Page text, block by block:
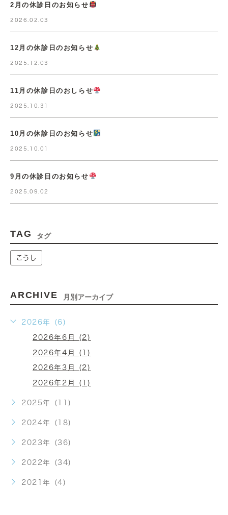
2月の休診日のお知らせ
2026.02.03
12月の休診日のお知らせ
2025.12.03
11月の休診日のおしらせ
2025.10.31
10月の休診日のお知らせ
2025.10.01
9月の休診日のお知らせ
2025.09.02
TAG タグ
こうし
ARCHIVE 月別アーカイブ
2026年 (6)
2026年6月 (2)
2026年4月 (1)
2026年3月 (2)
2026年2月 (1)
2025年 (11)
2024年 (18)
2023年 (36)
2022年 (34)
2021年 (4)